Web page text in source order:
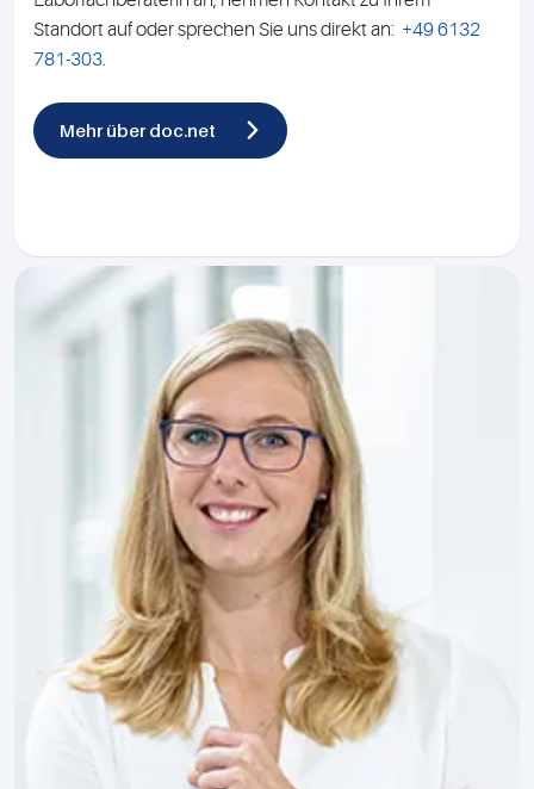
Standort auf oder sprechen Sie uns direkt an: +49 6132
781-303.
Mehr über doc.net